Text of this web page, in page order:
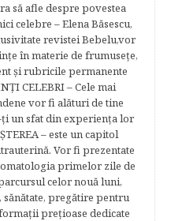
să afle despre povestea
celebre – Elena Băsescu,
revistei Bebelu,vor
în materie de frumuseţe,
şi rubricile permanente
CELEBRI – Cele mai
vor fi alături de tine
un sfat din experienţa lor
– este un capitol
Vor fi prezentate
primelor zile de
celor nouă luni,
sănătate, pregătire pentru
preţioase dedicate